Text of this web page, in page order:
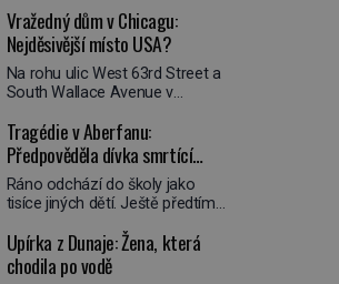
Vražedný dům v Chicagu:
Nejděsivější místo USA?
Na rohu ulic West 63rd Street a
South Wallace Avenue v
Nemá žádný speciální nápis ani
pamětní desku. A přesto prý
místní zaměstnanci neradi
chodí do sklepa. Právě tady
totiž sídlil sériový vrah H. H.
nejpropracovanější past na lidi
v dějinách americké
Tragédie v Aberfanu:
Předpověděla dívka smrtící
sesuv půdy?
Ráno odchází do školy jako
tisíce jiných dětí. Ještě předtím
snem. Ve škole, kterou dobře
zná, tentokrát nevidí budovu ani
spolužáky. Místo nich se před ní
Upírka z Dunaje: Žena, která
chodila po vodě